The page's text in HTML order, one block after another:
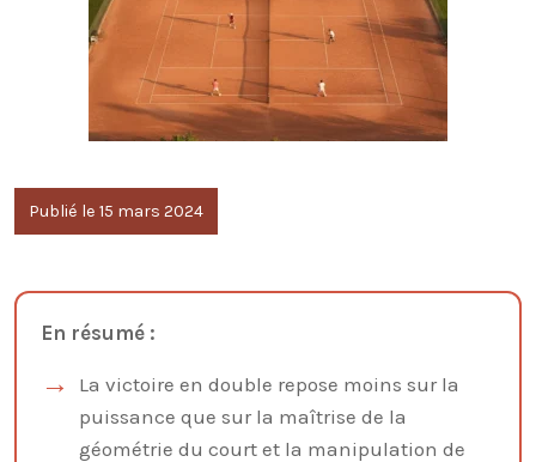
Publié le 15 mars 2024
En résumé :
La victoire en double repose moins sur la
puissance que sur la maîtrise de la
géométrie du court et la manipulation de